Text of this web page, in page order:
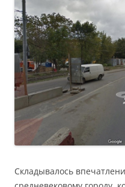
Складывалось